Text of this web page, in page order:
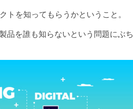
を知ってもらうかということ。
品を誰も知らないという問題にぶち